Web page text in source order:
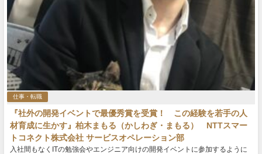
仕事・転職
『社外の開発イベントで最優秀賞を受賞！ この経験を若手の人
材育成に生かす』柏木まもる（かしわぎ・まもる） NTTスマー
トコネクト株式会社 サービスオペレーション部
入社間もなくITの勉強会やエンジニア向けの開発イベントに参加するように